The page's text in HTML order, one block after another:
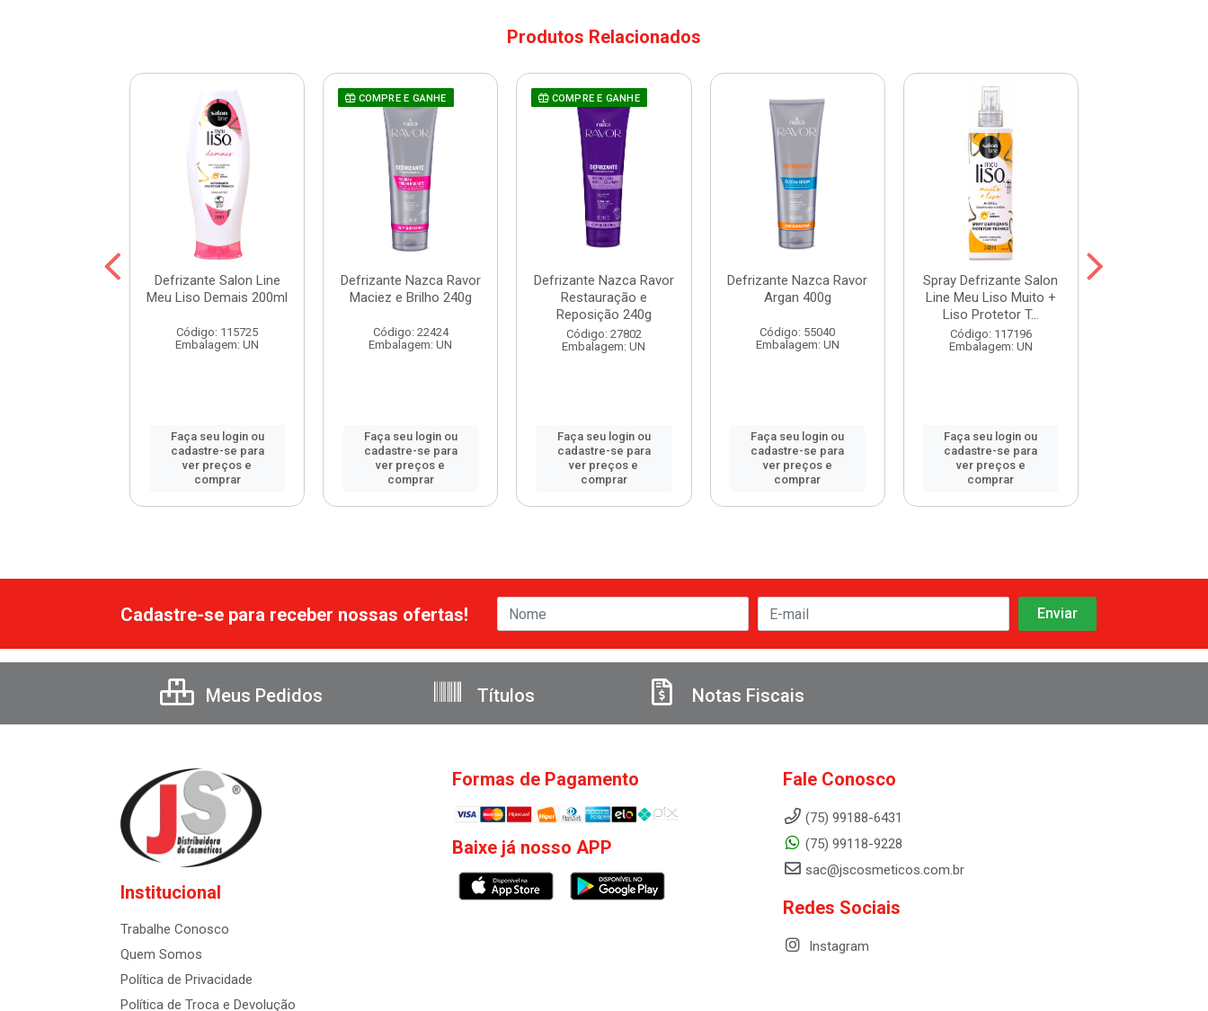
Produtos Relacionados
Defrizante Salon Line
Meu Liso Demais 200ml
Código: 115725
Embalagem: UN
Faça seu login ou
cadastre-se para
ver preços e
comprar
COMPRE E GANHE
Defrizante Nazca Ravor
Maciez e Brilho 240g
Código: 22424
Embalagem: UN
Faça seu login ou
cadastre-se para
ver preços e
comprar
COMPRE E GANHE
Defrizante Nazca Ravor
Restauração e
Reposição 240g
Código: 27802
Embalagem: UN
Faça seu login ou
cadastre-se para
ver preços e
comprar
Defrizante Nazca Ravor
Argan 400g
Código: 55040
Embalagem: UN
Faça seu login ou
cadastre-se para
ver preços e
comprar
Spray Defrizante Salon
Line Meu Liso Muito +
Liso Protetor T...
Código: 117196
Embalagem: UN
Faça seu login ou
cadastre-se para
ver preços e
comprar
Cadastre-se para receber nossas ofertas!
Meus Pedidos Títulos Notas Fiscais
Institucional
Trabalhe Conosco
Quem Somos
Política de Privacidade
Política de Troca e Devolução
Formas de Pagamento
Baixe já nosso APP
Fale Conosco
(75) 99188-6431
(75) 99118-9228
sac@jscosmeticos.com.br
Redes Sociais
Instagram